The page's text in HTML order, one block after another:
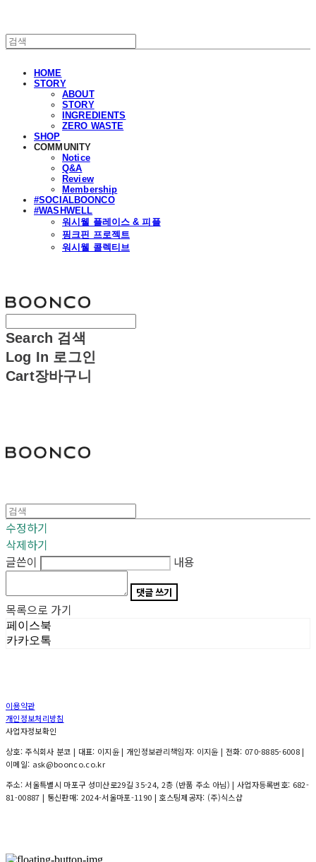
HOME
STORY
ABOUT
STORY
INGREDIENTS
ZERO WASTE
SHOP
COMMUNITY
Notice
Q&A
Review
Membership
#SOCIALBOONCO
#WASHWELL
워시웰 플레이스 & 피플
핑크핀 프로젝트
워시웰 콜렉티브
Search 검색
Log In 로그인
Cart장바구니
수정하기
삭제하기
글쓴이
내용
댓글 쓰기
목록으로 가기
페이스북
카카오톡
이용약관
개인정보처리방침
사업자정보확인
상호: 주식회사 분코 | 대표: 이지윤 | 개인정보관리책임자: 이지윤 | 전화: 070-8885-6008 |
이메일: ask@boonco.co.kr
주소: 서울특별시 마포구 성미산로29길 35-24, 2층 (반품 주소 아님) | 사업자등록번호: 682-
81-00887 | 통신판매: 2024-서울마포-1190 | 호스팅제공자: (주)식스샵